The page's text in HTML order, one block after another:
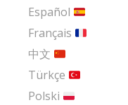
Español
Français
中文
Türkçe
Polski